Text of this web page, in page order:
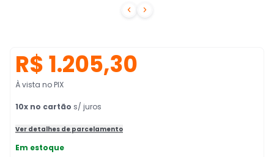
 
R$ 1.205,30
À vista no PIX
10x no cartão s/ juros
Ver detalhes de parcelamento
Em estoque